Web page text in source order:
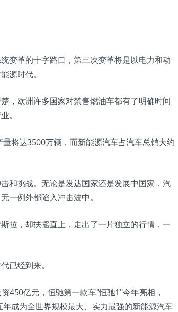
变革的十字路口，第三次变革将是以电力和动
源时代。
，欧洲许多国家对禁售燃油车都有了明确时间
。
将达3500万辆，而新能源汽车占汽车总销大约
和挑战。无论是发达国家还是发展中国家，汽
一例外都陷入冲击波中。
拉，却扶摇直上，走出了一片独立的行情，一
已经到来。
450亿元，恒驰第一款车"恒驰1"今年亮相，
成为全世界规模最大、实力最强的新能源汽车